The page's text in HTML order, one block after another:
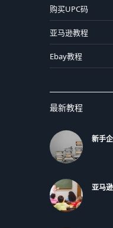
购买UPC码
亚马逊教程
Ebay教程
最新教程
新手
亚马